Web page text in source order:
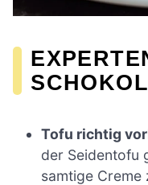
Tofu richtig
der Seidentofu
samtige Creme